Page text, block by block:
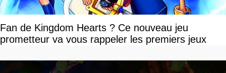
Fan de Kingdom Hearts ? Ce nouveau jeu
prometteur va vous rappeler les premiers jeux